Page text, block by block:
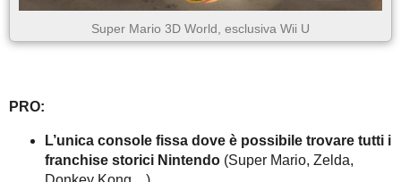
Super Mario 3D World, esclusiva Wii U
PRO:
L’unica console fissa dove è possibile trovare tutti i
franchise storici Nintendo (Super Mario, Zelda,